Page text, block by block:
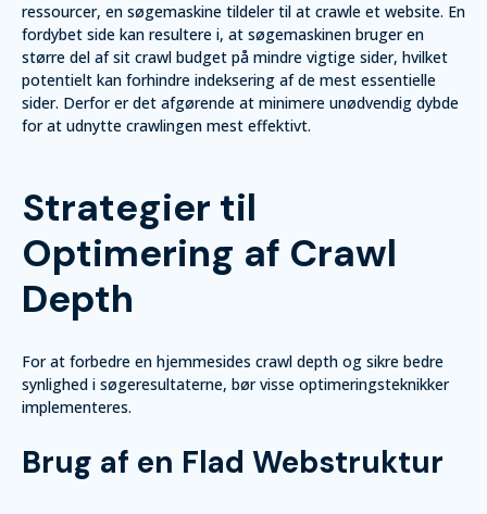
ressourcer, en søgemaskine tildeler til at crawle et website. En
fordybet side kan resultere i, at søgemaskinen bruger en
større del af sit crawl budget på mindre vigtige sider, hvilket
potentielt kan forhindre indeksering af de mest essentielle
sider. Derfor er det afgørende at minimere unødvendig dybde
for at udnytte crawlingen mest effektivt.
Strategier til
Optimering af Crawl
Depth
For at forbedre en hjemmesides crawl depth og sikre bedre
synlighed i søgeresultaterne, bør visse optimeringsteknikker
implementeres.
Brug af en Flad Webstruktur